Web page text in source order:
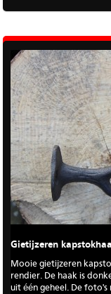
Gietijzeren
Mooie gietijzeren
rendier. De haak is
uit één geheel. De